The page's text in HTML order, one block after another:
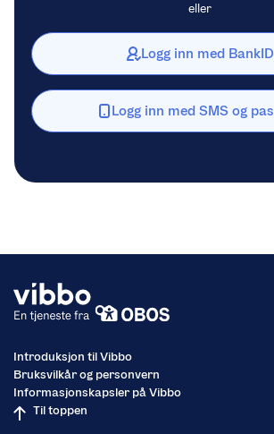
eller
Logg inn med BankID
Logg inn med SMS og
Introduksjon til Vibbo
Bruksvilkår og personvern
Informasjonskapsler på Vibbo
Til toppen